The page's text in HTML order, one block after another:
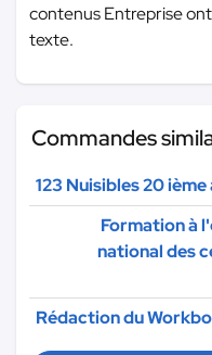
contenus Entreprise
texte.
Commandes
123 Nuisibles 20
Formation à
national des
Rédaction du